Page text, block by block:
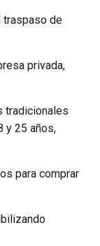
traspaso de
privada,
tradicionales
y 25 años,
para comprar